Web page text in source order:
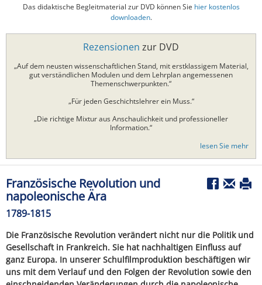
Das didaktische Begleitmaterial zur DVD können Sie hier kostenlos
downloaden.
Rezensionen zur DVD
„Auf dem neusten wissenschaftlichen Stand, mit erstklassigem Material,
gut verständlichen Modulen und dem Lehrplan angemessenen
Themenschwerpunkten.“
„Für jeden Geschichtslehrer ein Muss.“
„Die richtige Mixtur aus Anschaulichkeit und professioneller
Information.“
lesen Sie mehr
Französische Revolution und
napoleonische Ära
1789-1815
Die Französische Revolution verändert nicht nur die Politik und
Gesellschaft in Frankreich. Sie hat nachhaltigen Einfluss auf
ganz Europa. In unserer Schulfilmproduktion beschäftigen wir
uns mit dem Verlauf und den Folgen der Revolution sowie den